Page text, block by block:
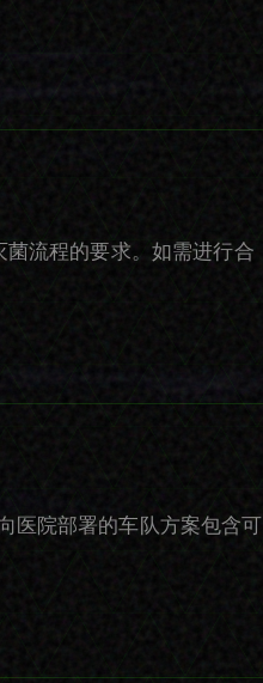
流程的要求。如需进行合
医院部署的车队方案包含可